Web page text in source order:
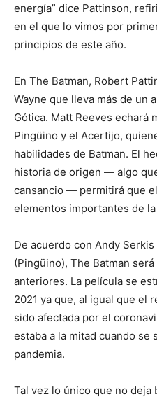
energía” dice Pattinson,
en el que lo vimos por
principios de este año.
En The Batman, Robert
Wayne que lleva más de un
Gótica. Matt Reeves echará
Pingüino y el Acertijo,
habilidades de Batman. El
historia de origen — algo
cansancio — permitirá que
elementos importantes de
De acuerdo con Andy
(Pingüino), The Batman
anteriores. La película se
2021 ya que, al igual que el
sido afectada por el
estaba a la mitad cuando se
pandemia.
Tal vez lo único que no deja